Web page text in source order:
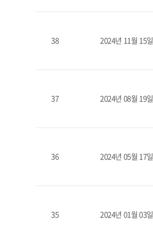
38 2024년 11월 15일
37 2024년 08월 19일
36 2024년 05월 17일
35 2024년 01월 03일